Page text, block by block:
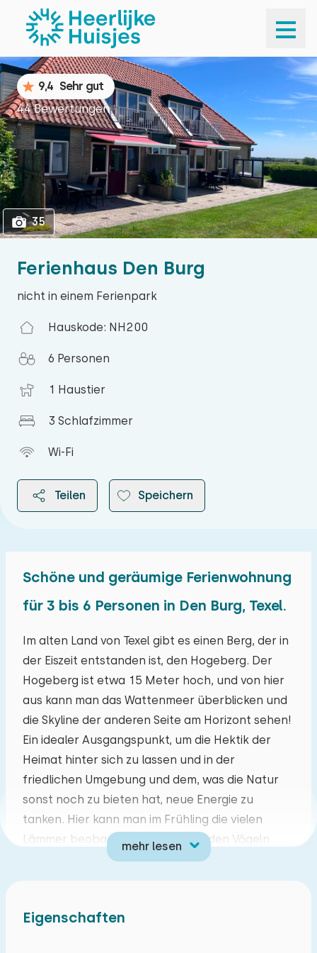
1
Ferienhaus Den Burg
nicht in einem Ferienpark
Hauskode: NH200
6 Personen
1 Haustier
3 Schlafzimmer
Wi-Fi
Teilen Speichern
9,4 Sehr gut
44 Bewertungen
35
Schöne und geräumige Ferienwohnung
für 3 bis 6 Personen in Den Burg, Texel.
Im alten Land von Texel gibt es einen Berg, der in
der Eiszeit entstanden ist, den Hogeberg. Der
Hogeberg ist etwa 15 Meter hoch, und von hier
aus kann man das Wattenmeer überblicken und
die Skyline der anderen Seite am Horizont sehen!
Ein idealer Ausgangspunkt, um die Hektik der
Heimat hinter sich zu lassen und in der
friedlichen Umgebung und dem, was die Natur
sonst noch zu bieten hat, neue Energie zu
tanken. Hier kann man im Frühling die vielen
Lämmer beobachten, von pfeifenden Vögeln
geweckt werden oder die vielen schönen
Sonnenaufgänge und nicht zu vergessen die
Glas Wein genießen.
mehr lesen
August 2026
Mo Di Mi Do Fr Sa So
27 28 29 30 31 01 02
03 04 05 06 07 08 09
10 11 12 13 14 15 16
17 18 19 20 21 22
Eigenschaften